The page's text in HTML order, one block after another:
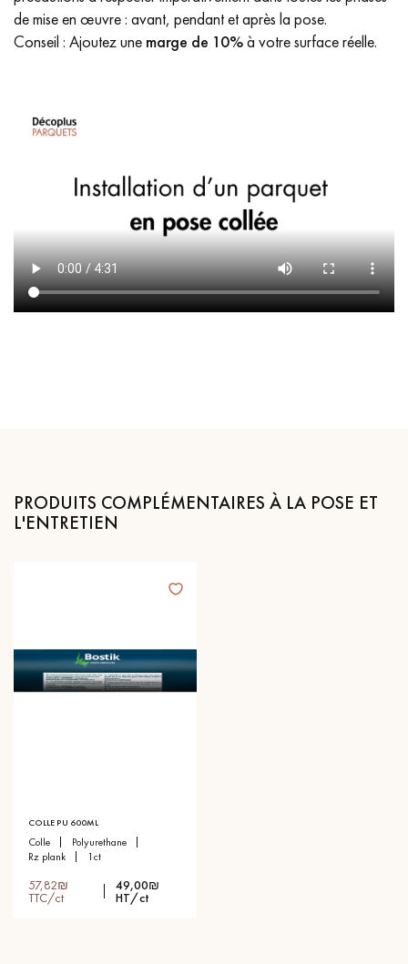
de mise en œuvre : avant, pendant et après la pose.
Conseil : Ajoutez une marge de 10%à votre surface réelle.
PRODUITS COMPLÉMENTAIRES À LA POSE ET
L'ENTRETIEN
COLLE PU 600ML
colle
polyurethane
rz plank
1ct
57,82₪
TTC/ct
49,00₪
HT/ct